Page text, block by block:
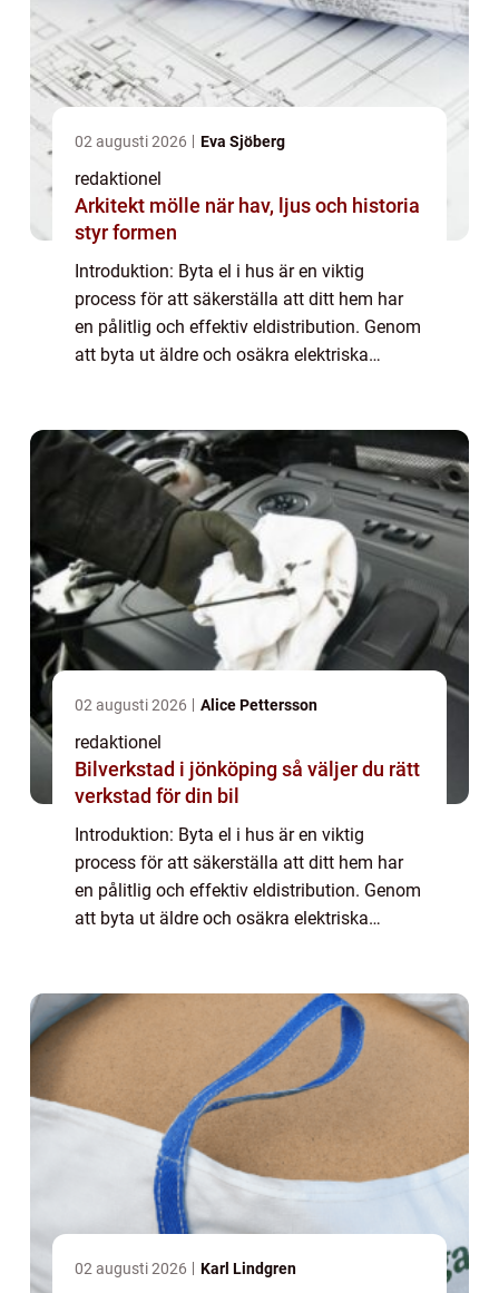
02 augusti 2026 Eva Sjöberg
redaktionel
Arkitekt mölle när hav, ljus och historia
styr formen
Introduktion: Byta el i hus är en viktig
process för att säkerställa att ditt hem har
en pålitlig och effektiv eldistribution. Genom
att byta ut äldre och osäkra elektriska
02 augusti 2026 Alice Pettersson
redaktionel
Bilverkstad i jönköping så väljer du rätt
verkstad för din bil
Introduktion: Byta el i hus är en viktig
process för att säkerställa att ditt hem har
en pålitlig och effektiv eldistribution. Genom
att byta ut äldre och osäkra elektriska
02 augusti 2026 Karl Lindgren